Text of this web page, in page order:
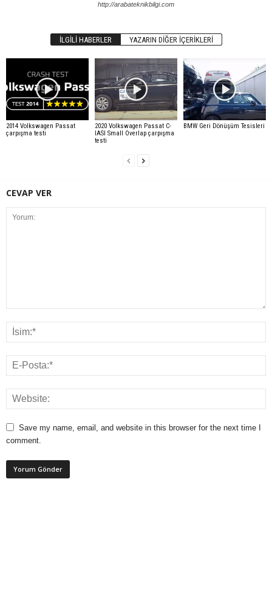
http://arabateknikbilgi.com
İLGILI HABERLER YAZARIN DIĞER İÇERIKLERI
2014 Volkswagen Passat
çarpışma testi
2020 Volkswagen Passat C-
IASI Small Overlap çarpışma
testi
BMW Geri Dönüşüm Tesisleri
CEVAP VER
Save my name, email, and website in this browser for the next time I
comment.